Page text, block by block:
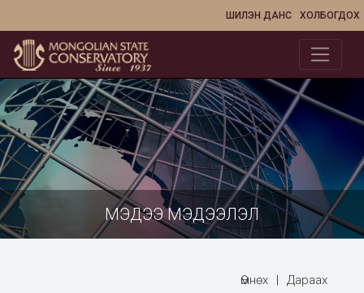
ХОЛБОГДОХ
ШИЛЭН ДАНС
МЭДЭЭ МЭДЭЭЛЭЛ
Өмнөх | Дараах